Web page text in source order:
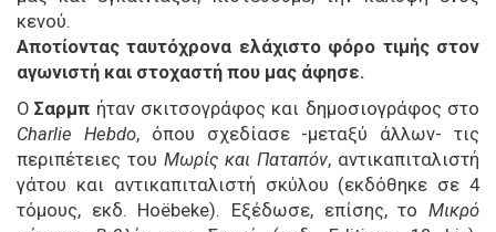
κενού.
Αποτίοντας ταυτόχρονα ελάχιστο φόρο τιμής στον
αγωνιστή και στοχαστή που μας άφησε.
ΟΣαρμπ ήταν σκιτσογράφος και δημοσιογράφος στο
Charlie Hebdo, όπου σχεδίασε -μεταξύ άλλων- τις
περιπέτειες του Μωρίς και Παταπόν, αντικαπιταλιστή
γάτου και αντικαπιταλιστή σκύλου (εκδόθηκε σε 4
τόμους, εκδ. Hoëbeke). Εξέδωσε, επίσης, το Μικρό